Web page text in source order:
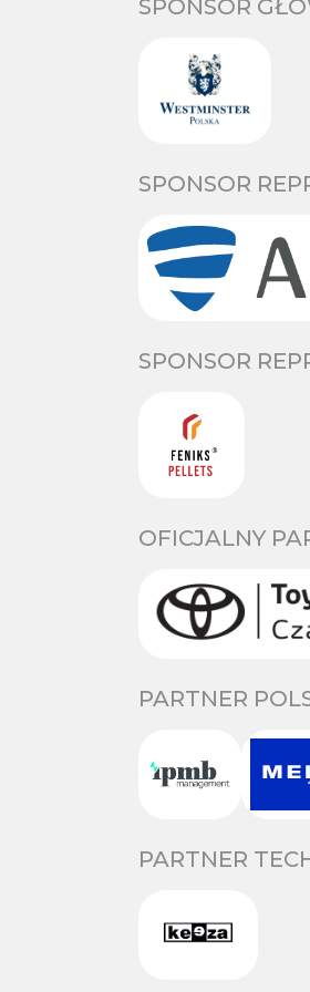
SPONSOR
SPONSOR
SPONSOR
OFICJALNY
PARTNER
PARTNER